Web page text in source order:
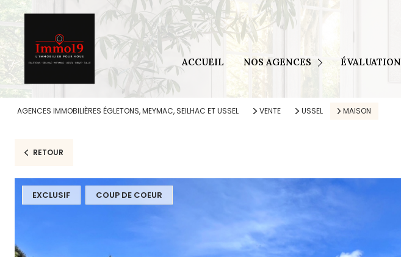
ACCUEIL NOS AGENCES
Secteur Egletons et Tulle
Secteur Seilhac et Brive
Secteur Ussel
Secteur Meymac
ÉVALUATION
AGENCES IMMOBILIÈRES ÉGLETONS, MEYMAC, SEILHAC ET USSEL VENTE USSEL MAISON
RETOUR
EXCLUSIF COUP DE COEUR